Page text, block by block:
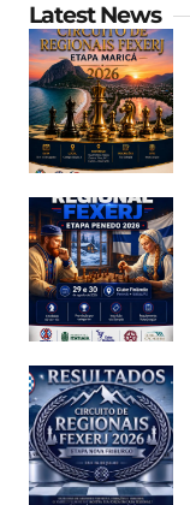
Latest News